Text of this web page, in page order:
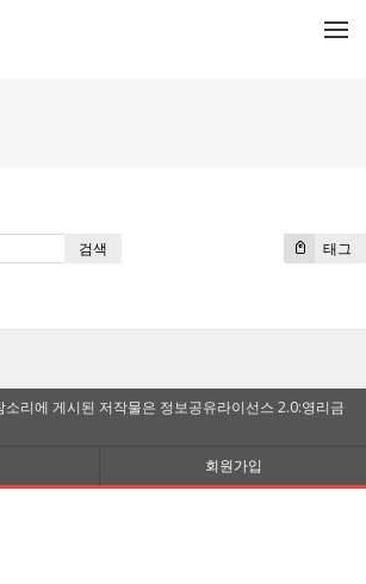
태그
검색
소리에 게시된 저작물은 정보공유라이선스 2.0:영리금
회원가입